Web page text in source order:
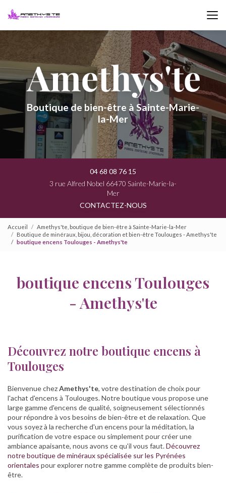
Boutique de bien-être à Sainte-Marie-
la-Mer
04 68 08 76 15
3 rue Alfred Nobel 66470 Sainte-Marie-la-
Mer
CONTACTEZ-NOUS
Accueil
Amethys'te, boutique de bien-être à Sainte-Marie-la-Mer
Boutique de minéraux, bijou, décoration et bien-être Toulouges - Amethys'te
boutique encens Toulouges - Amethys'te
boutique encens Toulouges
- Amethys'te
Découvrez notre boutique encens à
Toulouges
Bienvenue chezAmethys'te, votre destination de choix pour
l'achat d'encens à Toulouges. Notre boutique vous propose une
large gamme d'encens de qualité, soigneusement sélectionnés
pour répondre à vos besoins de bien-être et de relaxation. Que
vous soyez à la recherche d'un encens pour la méditation, la
purification de votre espace ou simplement pour créer une
ambiance apaisante, nous avons ce qu'il vous faut.Découvrez
notre boutique de minéraux spécialisée sur les Pyrénées
orientales pour explorer notre gamme complète de produits bien-
être.